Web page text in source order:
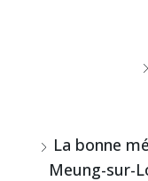
La bonne
Meung-sur-